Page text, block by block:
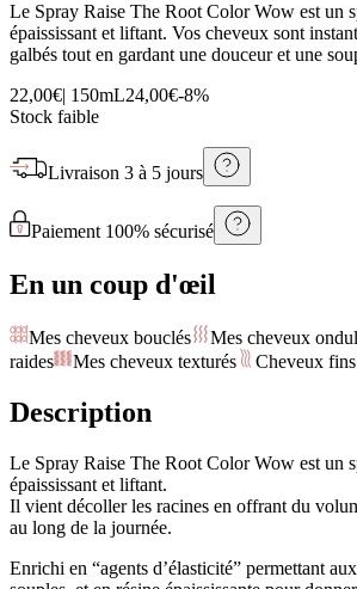
Le Spray Raise The Root Color Wow est un
épaississant et liftant. Vos cheveux sont
galbés tout en gardant une douceur et une
22,00€| 150mL24,00€-8%
Stock faible
Livraison 3 à 5 jours
Paiement 100% sécurisé
En un coup d'œil
Mes cheveux bouclés Mes cheveux
raides
Mes cheveux texturés Cheveux fins
Description
Le Spray Raise The Root Color Wow est un
épaississant et liftant.
Il vient décoller les racines en offrant du
au long de la journée.
Enrichi en “agents d’élasticité” permettant